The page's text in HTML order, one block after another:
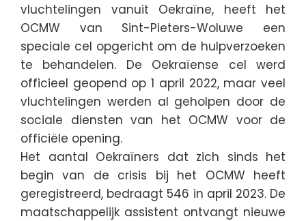
vluchtelingen vanuit Oekraïne, heeft het
OCMW van Sint-Pieters-Woluwe een
speciale cel opgericht om de hulpverzoeken
te behandelen. De Oekraïense cel werd
officieel geopend op 1 april 2022, maar veel
vluchtelingen werden al geholpen door de
sociale diensten van het OCMW voor de
officiële opening.
Het aantal Oekraïners dat zich sinds het
begin van de crisis bij het OCMW heeft
geregistreerd, bedraagt 546 in april 2023. De
maatschappelijk assistent ontvangt nieuwe